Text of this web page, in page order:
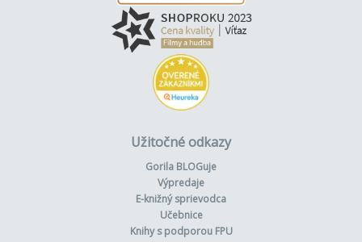
Užitočné odkazy
Gorila BLOGuje
Výpredaje
E-knižný sprievodca
Učebnice
Knihy s podporou FPU